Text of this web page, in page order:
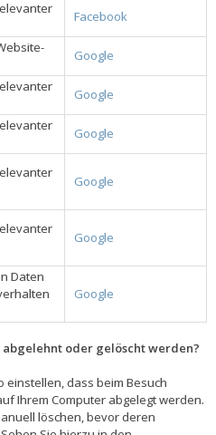
Facebook
Google
Google
Google
Google
Google
Daten
Google
oder gelöscht werden?
dass beim Besuch
Ihrem Computer abgelegt werden.
löschen, bevor deren